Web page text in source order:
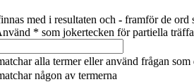
med i resultaten och - framför de ord
* som jokertecken för partiella
alla termer eller använd frågan som
någon av termerna